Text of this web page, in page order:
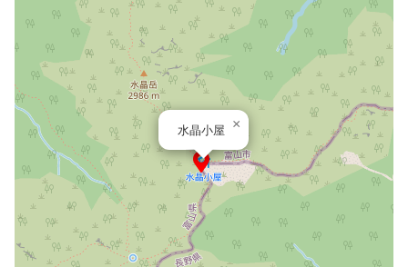
水晶小屋 ×